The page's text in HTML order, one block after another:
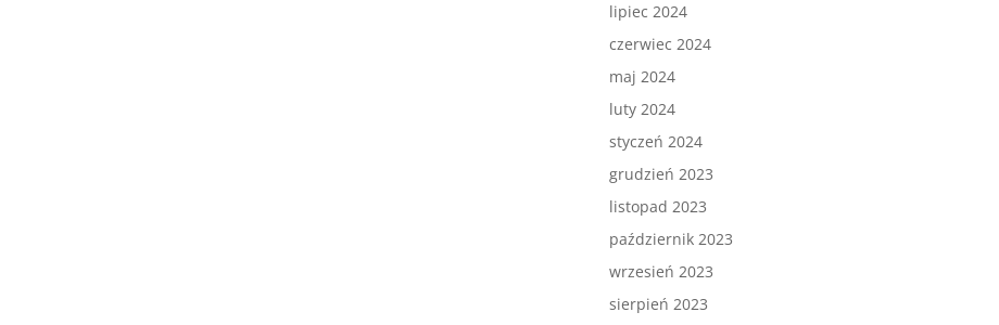
lipiec 2024
czerwiec 2024
maj 2024
luty 2024
styczeń 2024
grudzień 2023
listopad 2023
październik 2023
wrzesień 2023
sierpień 2023